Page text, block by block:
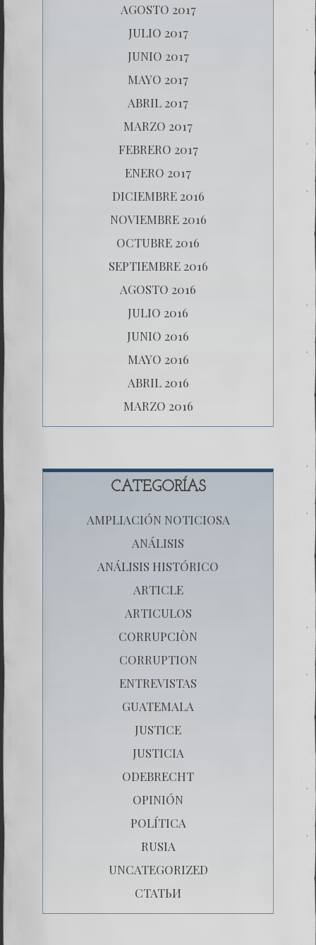
AGOSTO 2017
JULIO 2017
JUNIO 2017
MAYO 2017
ABRIL 2017
MARZO 2017
FEBRERO 2017
ENERO 2017
DICIEMBRE 2016
NOVIEMBRE 2016
OCTUBRE 2016
SEPTIEMBRE 2016
AGOSTO 2016
JULIO 2016
JUNIO 2016
MAYO 2016
ABRIL 2016
MARZO 2016
CATEGORÍAS
AMPLIACIÓN NOTICIOSA
ANÁLISIS
ANÁLISIS HISTÓRICO
ARTICLE
ARTICULOS
CORRUPCIÒN
CORRUPTION
ENTREVISTAS
GUATEMALA
JUSTICE
JUSTICIA
ODEBRECHT
OPINIÓN
POLÍTICA
RUSIA
UNCATEGORIZED
СТАТЬИ